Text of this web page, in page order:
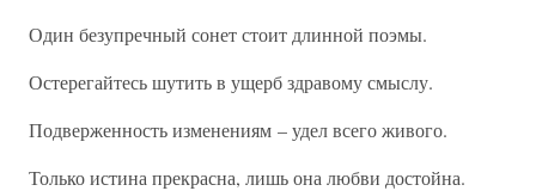
Один безупречный сонет стоит длинной поэмы.
Остерегайтесь шутить в ущерб здравому смыслу.
Подверженность изменениям – удел всего живого.
Только истина прекрасна, лишь она любви достойна.